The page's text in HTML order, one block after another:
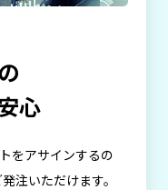
の
心
をアサインするの
注いただけます。